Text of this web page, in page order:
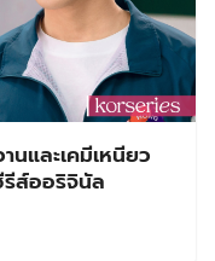
และเคมีเหนียว
ส์ออริจินัล